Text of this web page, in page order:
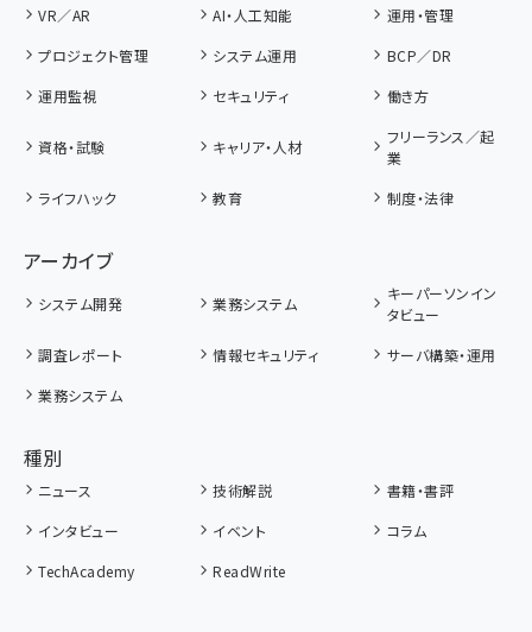
VR／AR
AI・人工知能
運用・管理
プロジェクト管理
システム運用
BCP／DR
運用監視
セキュリティ 働き方
資格・試験 キャリア・人材
フリーランス／起
業
ライフハック
教育 制度・法律
アーカイブ
システム開発 業務システム
キーパーソンイン
タビュー
調査レポート
情報セキュリティ
サーバ構築・運用
業務システム
種別
ニュース 技術解説
書籍・書評
インタビュー
イベント
コラム
TechAcademy
ReadWrite